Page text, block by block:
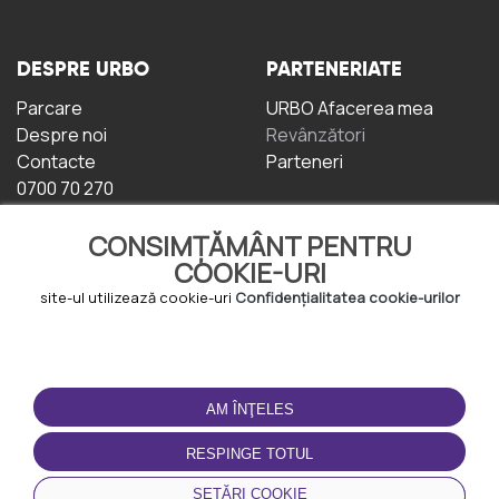
CONSIMȚĂMÂNT PENTRU
COOKIE-URI
site-ul utilizează cookie-uri Confidențialitatea cookie-urilor
AM ÎNŢELES
RESPINGE TOTUL
SETĂRI COOKIE
DESPRE URBO
Parcare
Despre noi
Contacte
0700 70 270
PARTENERIATE
URBO Afacerea mea
Revânzători
Parteneri
TERMENI DE UTILIZARE
Termeni și condiții
Politica de
Confidențialitate
Politica de cookie-uri
DESCĂRCAȚI
APLICAȚIA